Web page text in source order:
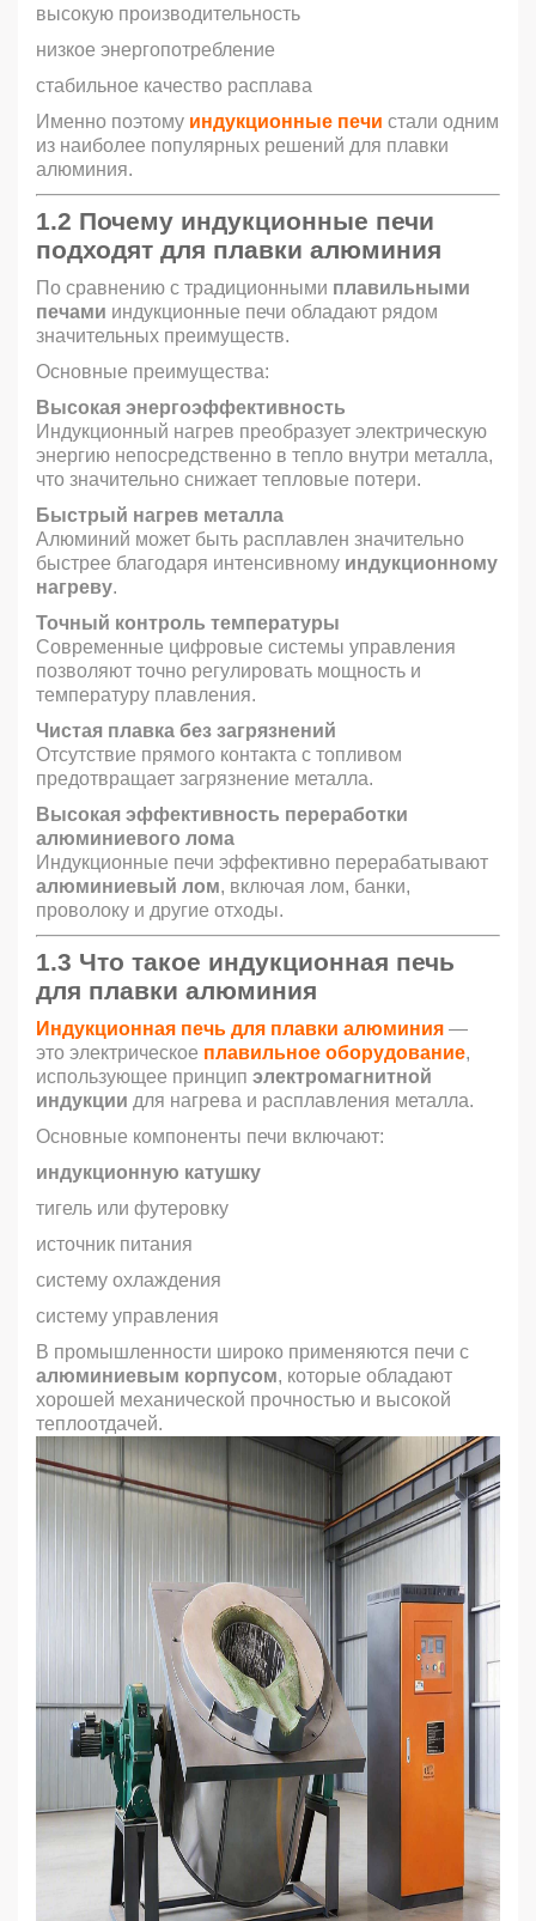
высокую производительность
низкое энергопотребление
стабильное качество расплава
Именно поэтому индукционные печи стали одним
из наиболее популярных решений для плавки
алюминия.
1.2 Почему индукционные печи
подходят для плавки алюминия
По сравнению с традиционными плавильными
печами индукционные печи обладают рядом
значительных преимуществ.
Основные преимущества:
Высокая энергоэффективность
Индукционный нагрев преобразует электрическую
энергию непосредственно в тепло внутри металла,
что значительно снижает тепловые потери.
Быстрый нагрев металла
Алюминий может быть расплавлен значительно
быстрее благодаря интенсивному индукционному
нагреву.
Точный контроль температуры
Современные цифровые системы управления
позволяют точно регулировать мощность и
температуру плавления.
Чистая плавка без загрязнений
Отсутствие прямого контакта с топливом
предотвращает загрязнение металла.
Высокая эффективность переработки
алюминиевого лома
Индукционные печи эффективно перерабатывают
алюминиевый лом, включая лом, банки,
проволоку и другие отходы.
1.3 Что такое индукционная печь
для плавки алюминия
Индукционная печь для плавки алюминия —
это электрическое плавильное оборудование,
использующее принцип электромагнитной
индукции для нагрева и расплавления металла.
Основные компоненты печи включают:
индукционную катушку
тигель или футеровку
источник питания
систему охлаждения
систему управления
В промышленности широко применяются печи с
алюминиевым корпусом, которые обладают
хорошей механической прочностью и высокой
теплоотдачей.